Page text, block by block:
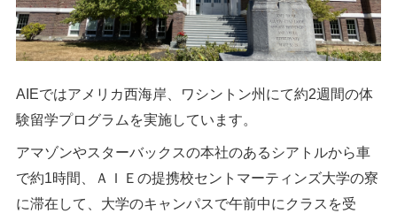
AIEではアメリカ西海岸、ワシントン州にて約2週間の体
験留学プログラムを実施しています。
アマゾンやスターバックスの本社のあるシアトルから車
で約1時間、ＡＩＥの提携校セントマーティンズ大学の寮
に滞在して、大学のキャンパスで午前中にクラスを受